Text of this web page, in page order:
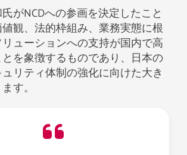
がNCDへの参画を決定したこと
観、法的枠組み、業務実態に根
ューションへの支持が国内で高
を象徴するものであり、日本の
リティ体制の強化に向けた大き
す。